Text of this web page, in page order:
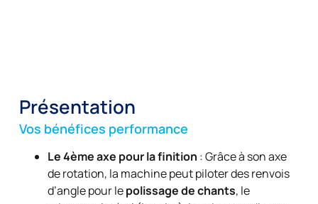
Présentation
Vos bénéfices performance
Le 4ème axe pour la finition : Grâce à son axe
de rotation, la machine peut piloter des renvois
d’angle pour lepolissage de chants, le